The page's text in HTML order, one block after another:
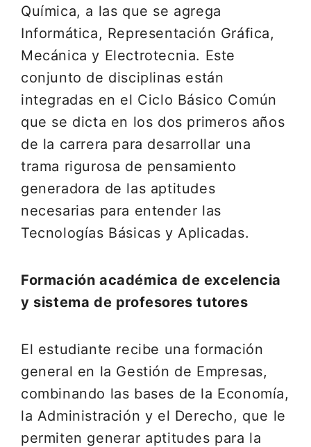
Química, a las que se agrega
Informática, Representación Gráfica,
Mecánica y Electrotecnia. Este
conjunto de disciplinas están
integradas en el Ciclo Básico Común
que se dicta en los dos primeros años
de la carrera para desarrollar una
trama rigurosa de pensamiento
generadora de las aptitudes
necesarias para entender las
Tecnologías Básicas y Aplicadas.
Formación académica de excelencia
y sistema de profesores tutores
El estudiante recibe una formación
general en la Gestión de Empresas,
combinando las bases de la Economía,
la Administración y el Derecho, que le
permiten generar aptitudes para la